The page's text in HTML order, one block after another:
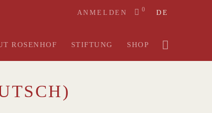
ANMELDEN 0 DE
ROSENHOF STIFTUNG SHOP